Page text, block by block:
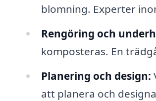
blomning. Experter
Rengöring och
komposteras. En
Planering och design:
att planera och